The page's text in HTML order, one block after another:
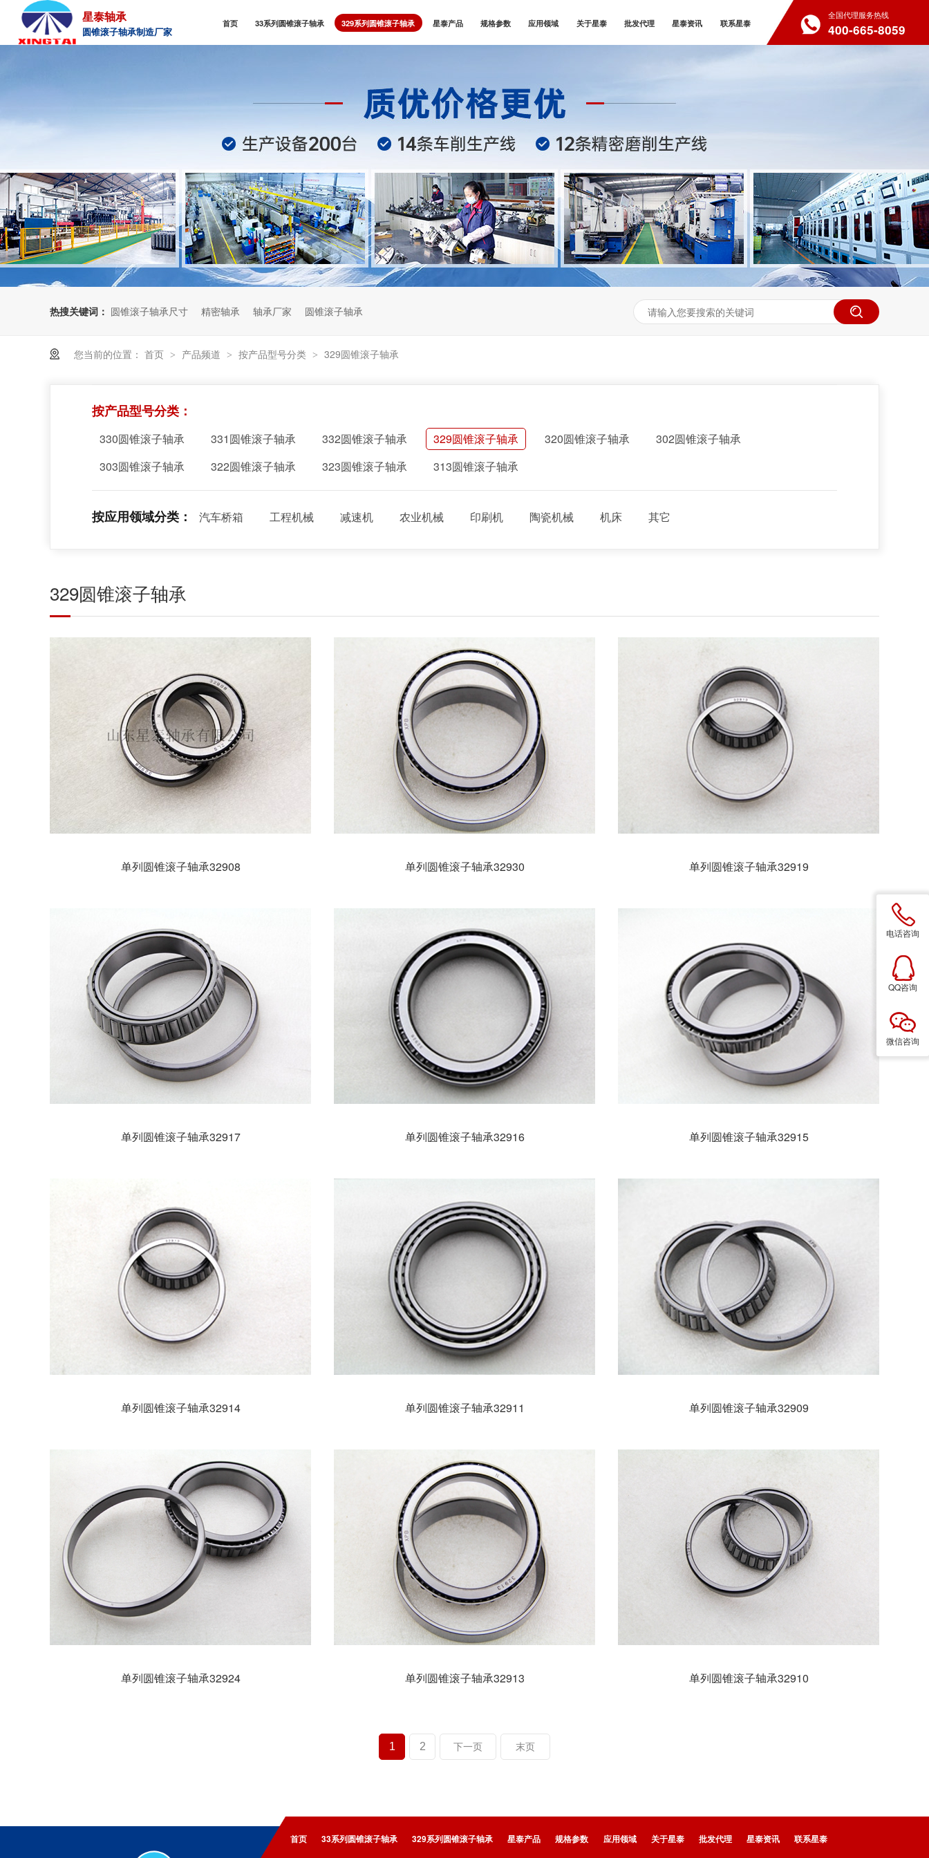
星泰轴承
圆锥滚子轴承制造厂家
首页 33系列圆锥滚子轴承 329系列圆锥滚子轴承 星泰产品 规格参数 应用领域 关于星泰 批发代理 星泰资讯 联系星泰
全国代理服务热线
400-665-8059
热搜关键词： 圆锥滚子轴承尺寸 精密轴承 轴承厂家 圆锥滚子轴承
您当前的位置： 首页 > 产品频道 > 按产品型号分类 > 329圆锥滚子轴承
按产品型号分类：
330圆锥滚子轴承 331圆锥滚子轴承 332圆锥滚子轴承 329圆锥滚子轴承 320圆锥滚子轴承
302圆锥滚子轴承
303圆锥滚子轴承
322圆锥滚子轴承 323圆锥滚子轴承 313圆锥滚子轴承
按应用领域分类： 汽车桥箱 工程机械 减速机 农业机械 印刷机 陶瓷机械 机床 其它
329圆锥滚子轴承
单列圆锥滚子轴承32908 单列圆锥滚子轴承32930 单列圆锥滚子轴承32919
单列圆锥滚子轴承32917 单列圆锥滚子轴承32916 单列圆锥滚子轴承32915
单列圆锥滚子轴承32914 单列圆锥滚子轴承32911 单列圆锥滚子轴承32909
单列圆锥滚子轴承32924 单列圆锥滚子轴承32913 单列圆锥滚子轴承32910
1 2 下一页 末页
首页 33系列圆锥滚子轴承 329系列圆锥滚子轴承 星泰产品 规格参数 应用领域 关于星泰 批发代理 星泰资讯 联系星泰
电话咨询
QQ咨询
微信咨询